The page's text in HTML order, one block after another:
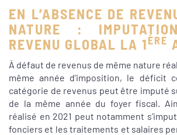
EN L’ABSENCE DE
NATURE :
REVENU GLOBAL LA 1ÈRE
À défaut de revenus de même nature
même année d’imposition, le déficit
catégorie de revenus peut être imputé
de la même année du foyer fiscal.
réalisé en 2021 peut notamment
fonciers et les traitements et salaires